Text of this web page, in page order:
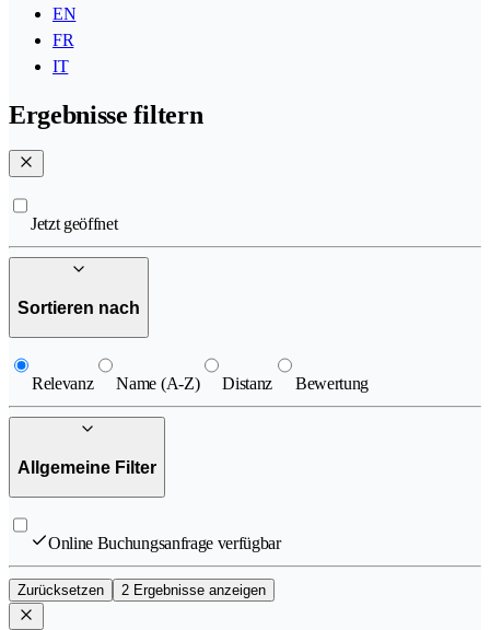
EN
FR
IT
Ergebnisse filtern
Jetzt geöffnet
Sortieren nach
Relevanz Name (A-Z) Distanz Bewertung
Allgemeine Filter
Online Buchungsanfrage verfügbar
Zurücksetzen 2 Ergebnisse anzeigen